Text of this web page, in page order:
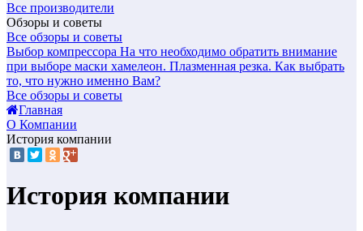
Все производители
Обзоры и советы
Все обзоры и советы
Выбор компрессора На что необходимо обратить внимание
при выборе маски хамелеон. Плазменная резка. Как выбрать
то, что нужно именно Вам?
Все обзоры и советы
Главная
О Компании
История компании
История компании